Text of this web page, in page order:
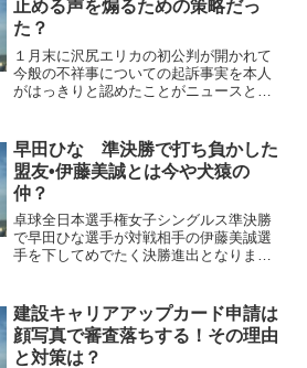
止める声を煽るための策略だっ
た？
１月末に沢尻エリカの初公判が開かれて
今般の不祥事についての起訴事実を本人
がはっきりと認めたことがニュースとな
でます。この発言に対して引退を惜しむ
声や復帰を切望する声が多...
早田ひな 準決勝で打ち負かした
盟友•伊藤美誠とは今や犬猿の
仲？
卓球全日本選手権女子シングルス準決勝
で早田ひな選手が対戦相手の伊藤美誠選
手を下してめでたく決勝進出となりまし
の結果、大会三連覇を達成した仲で、一
心同体のプレイは記憶に新...
建設キャリアアップカード申請は
顔写真で審査落ちする！その理由
と対策は？